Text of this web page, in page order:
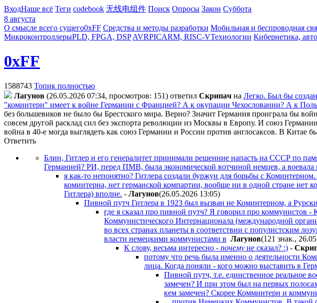
ВходНаше всё Теги codebook 无线电组件 Поиск Опросы Закон Суббота
8 августа
О смысле всего сущего0xFF Средства и методы разработки Мобильная и беспроводная
МикроконтроллерыPLD, FPGA, DSP AVRPICARM, RISC-VТехнологии Кибернетика,
0xFF
1588743 Топик полностью
Лaгyнoв (26.05.2026 07:34, просмотров: 151) ответил Cкpипaч на Легко. Был бы
"коминтерн" имеет к войне Германии с Францией? А к окупации Чехословании? А к
без большевиков не было бы Брестского мира. Верно? Значит Германия проиграла бы
совсем другой расклад сил без экспорта революции из Москвы в Европу. И союз
война в 40-е могда выглядеть как союз Германии и России против англосаксов. В Китае
Ответить
Блин, Гитлер и его генералитет принимали решенние напасть на СССР по
Германией? РИ, перед ПМВ, была экономической вотчиной немцев, а
я как-то непонятно? Гитлера создали буржуи для борьбы с
коминтерна, нет германской компартии, вообще ни в одной стране нет
Гитлера) вполне. - Лaгyнoв(26.05.2026 13:05)
Пивной путч Гитлера в 1923 был вызван не Коминтерном, а
где я сказал про пивной путч? Я говорил про коммунистов
Коммунистического Интернационала (международной
во всех странах планеты в соответствии с популистским
власти немецкими коммунистами в Лaгyнoв(121 знак.,
К слову, весьма интересно - почему не сказал? :) -
потому что речь была именно о деятельности
лица. Когда поняли - кого можно выставить в
Пивной путч, т.е. единственное реальное
замечен? И при этом был на первых
кем замечен? Скорее Комминтерн и